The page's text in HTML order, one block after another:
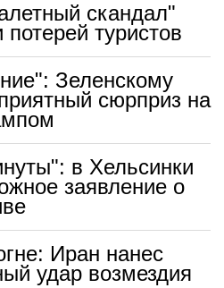
скандал"
потерей туристов
Зеленскому
сюрприз на
в Хельсинки
заявление о
Иран нанес
удар возмездия